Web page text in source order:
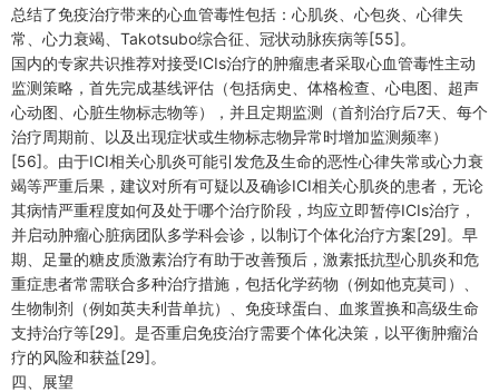
总结了免疫治疗带来的心血管毒性包括：心肌炎、心包炎、心律失
常、心力衰竭、Takotsubo综合征、冠状动脉疾病等[55]。
国内的专家共识推荐对接受ICIs治疗的肿瘤患者采取心血管毒性主动
监测策略，首先完成基线评估（包括病史、体格检查、心电图、超声
心动图、心脏生物标志物等），并且定期监测（首剂治疗后7天、每个
治疗周期前、以及出现症状或生物标志物异常时增加监测频率）
[56]。由于ICI相关心肌炎可能引发危及生命的恶性心律失常或心力衰
竭等严重后果，建议对所有可疑以及确诊ICI相关心肌炎的患者，无论
其病情严重程度如何及处于哪个治疗阶段，均应立即暂停ICIs治疗，
并启动肿瘤心脏病团队多学科会诊，以制订个体化治疗方案[29]。早
期、足量的糖皮质激素治疗有助于改善预后，激素抵抗型心肌炎和危
重症患者常需联合多种治疗措施，包括化学药物（例如他克莫司）、
生物制剂（例如英夫利昔单抗）、免疫球蛋白、血浆置换和高级生命
支持治疗等[29]。是否重启免疫治疗需要个体化决策，以平衡肿瘤治
疗的风险和获益[29]。
四、展望